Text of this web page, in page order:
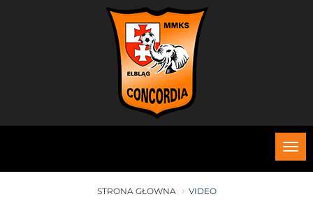
STRONA GŁOWNA VIDEO